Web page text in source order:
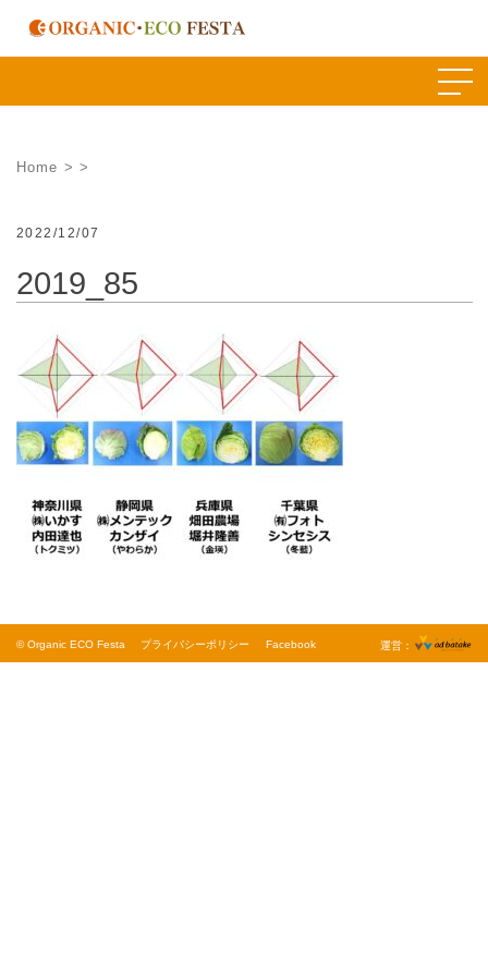
Skip
Home > >
2022/12/07
2019_85
運営：
Facebook
プライバシーポリシー
© Organic ECO Festa